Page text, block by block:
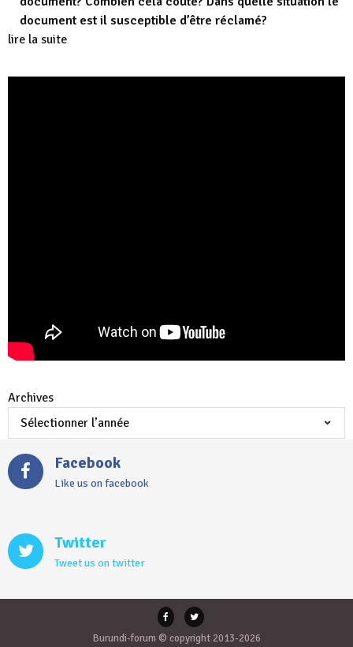
document est il susceptible d’être réclamé?
lire la suite
Archives
Facebook
Like us on facebook
Twitter
Tweet us on twitter
Burundi-forum © copyright 2013-2026